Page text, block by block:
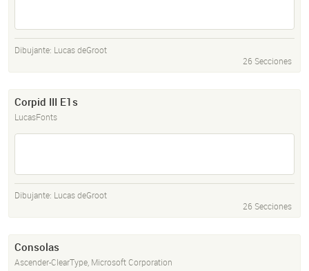
Dibujante: Lucas deGroot
26 Secciones
Corpid III E1s
LucasFonts
Dibujante: Lucas deGroot
26 Secciones
Consolas
Ascender-ClearType, Microsoft Corporation